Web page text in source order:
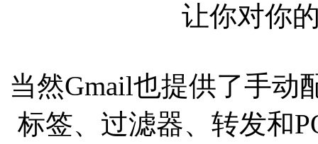
让你对你
当然Gmail也提供了手动
标签、过滤器、转发和